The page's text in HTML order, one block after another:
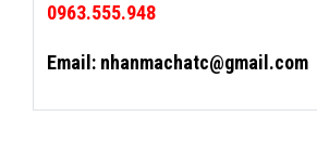
0963.555.948
Email: nhanmachatc@gmail.com